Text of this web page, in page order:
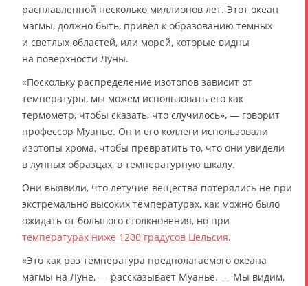
расплавленной несколько миллионов лет. Этот океан
магмы, должно быть, привёл к образованию тёмных
и светлых областей, или морей, которые видны
на поверхности Луны.
«Поскольку распределение изотопов зависит от
температуры, мы можем использовать его как
термометр, чтобы сказать, что случилось», — говорит
профессор Муанье. Он и его коллеги использовали
изотопы хрома, чтобы превратить то, что они увидели
в лунных образцах, в температурную шкалу.
Они выявили, что летучие вещества потерялись не при
экстремально высоких температурах, как можно было
ожидать от большого столкновения, но при
температурах ниже 1200 градусов Цельсия.
«Это как раз температура предполагаемого океана
магмы на Луне, — рассказывает Муанье. — Мы видим,